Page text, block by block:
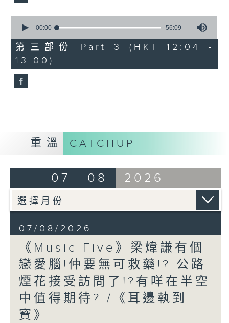
seconds
56
minutes,
9
seconds
00:00 56:09
第三部份 Part 3 (HKT 12:04 -
13:00)
重溫 CATCHUP
07 - 08 2026
07/08/2026
《Music Five》梁煒謙有個
戀愛腦!仲要無可救藥!? 公路
煙花接受訪問了!?有咩在半空
中值得期待? /《耳邊執到
寶》